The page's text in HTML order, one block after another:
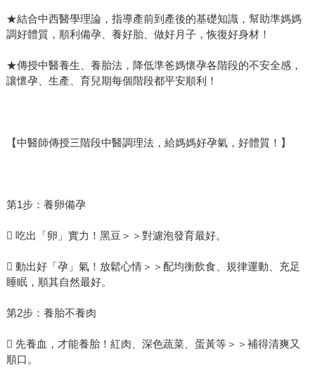
★結合中西醫學理論，指導產前到產後的基礎知識，幫助準媽媽
調好體質，順利備孕、養好胎、做好月子，恢復好身材！
★傳授中醫養生、養胎法，降低準爸媽懷孕各階段的不安全感，
讓懷孕、生產、育兒期每個階段都平安順利！
【中醫師傳授三階段中醫調理法，給媽媽好孕氣，好體質！】
第1步：養卵備孕
 吃出「卵」實力！黑豆＞＞對濾泡發育最好。
 動出好「孕」氣！放鬆心情＞＞配均衡飲食、規律運動、充足
睡眠，順其自然最好。
第2步：養胎不養肉
 先養血，才能養胎！紅肉、深色蔬菜、蛋黃等＞＞補得清爽又
順口。